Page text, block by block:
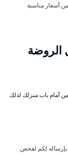
أسعار مناسبة
الروضة
من أمام باب منزلك لذلك
بإرساله لكم لفحص